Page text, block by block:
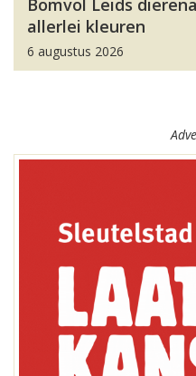
Bomvol Leids
allerlei kleuren
6 augustus 2026